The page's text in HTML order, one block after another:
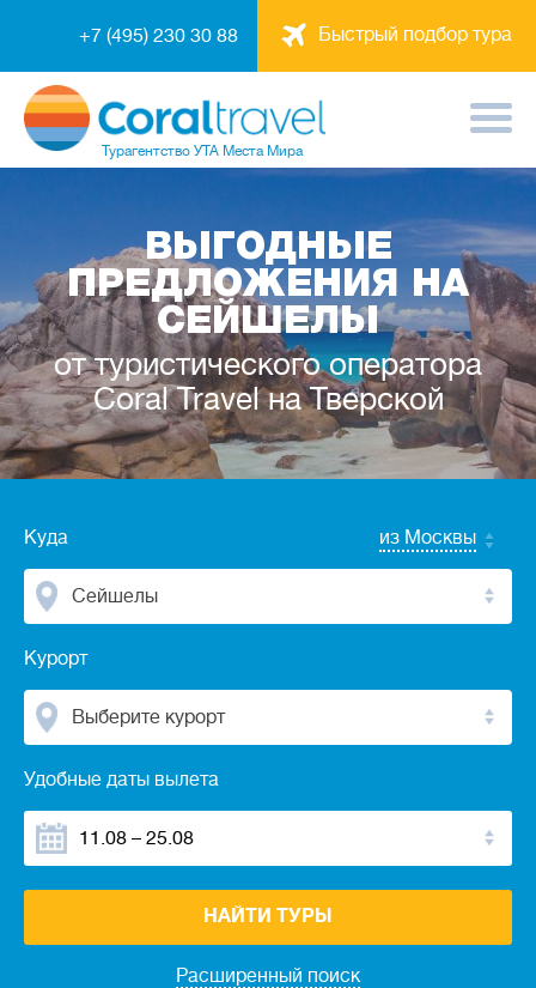
Быстрый подбор тура
+7 (495) 230 30 88
Турагентство УТА Места Мира
ВЫГОДНЫЕ
ПРЕДЛОЖЕНИЯ НА
СЕЙШЕЛЫ
от туристического оператора
Coral Travel на Тверской
Куда из Москвы
Сейшелы
Курорт
Выберите курорт
Удобные даты вылета
Расширенный поиск
НАЙТИ ТУРЫ